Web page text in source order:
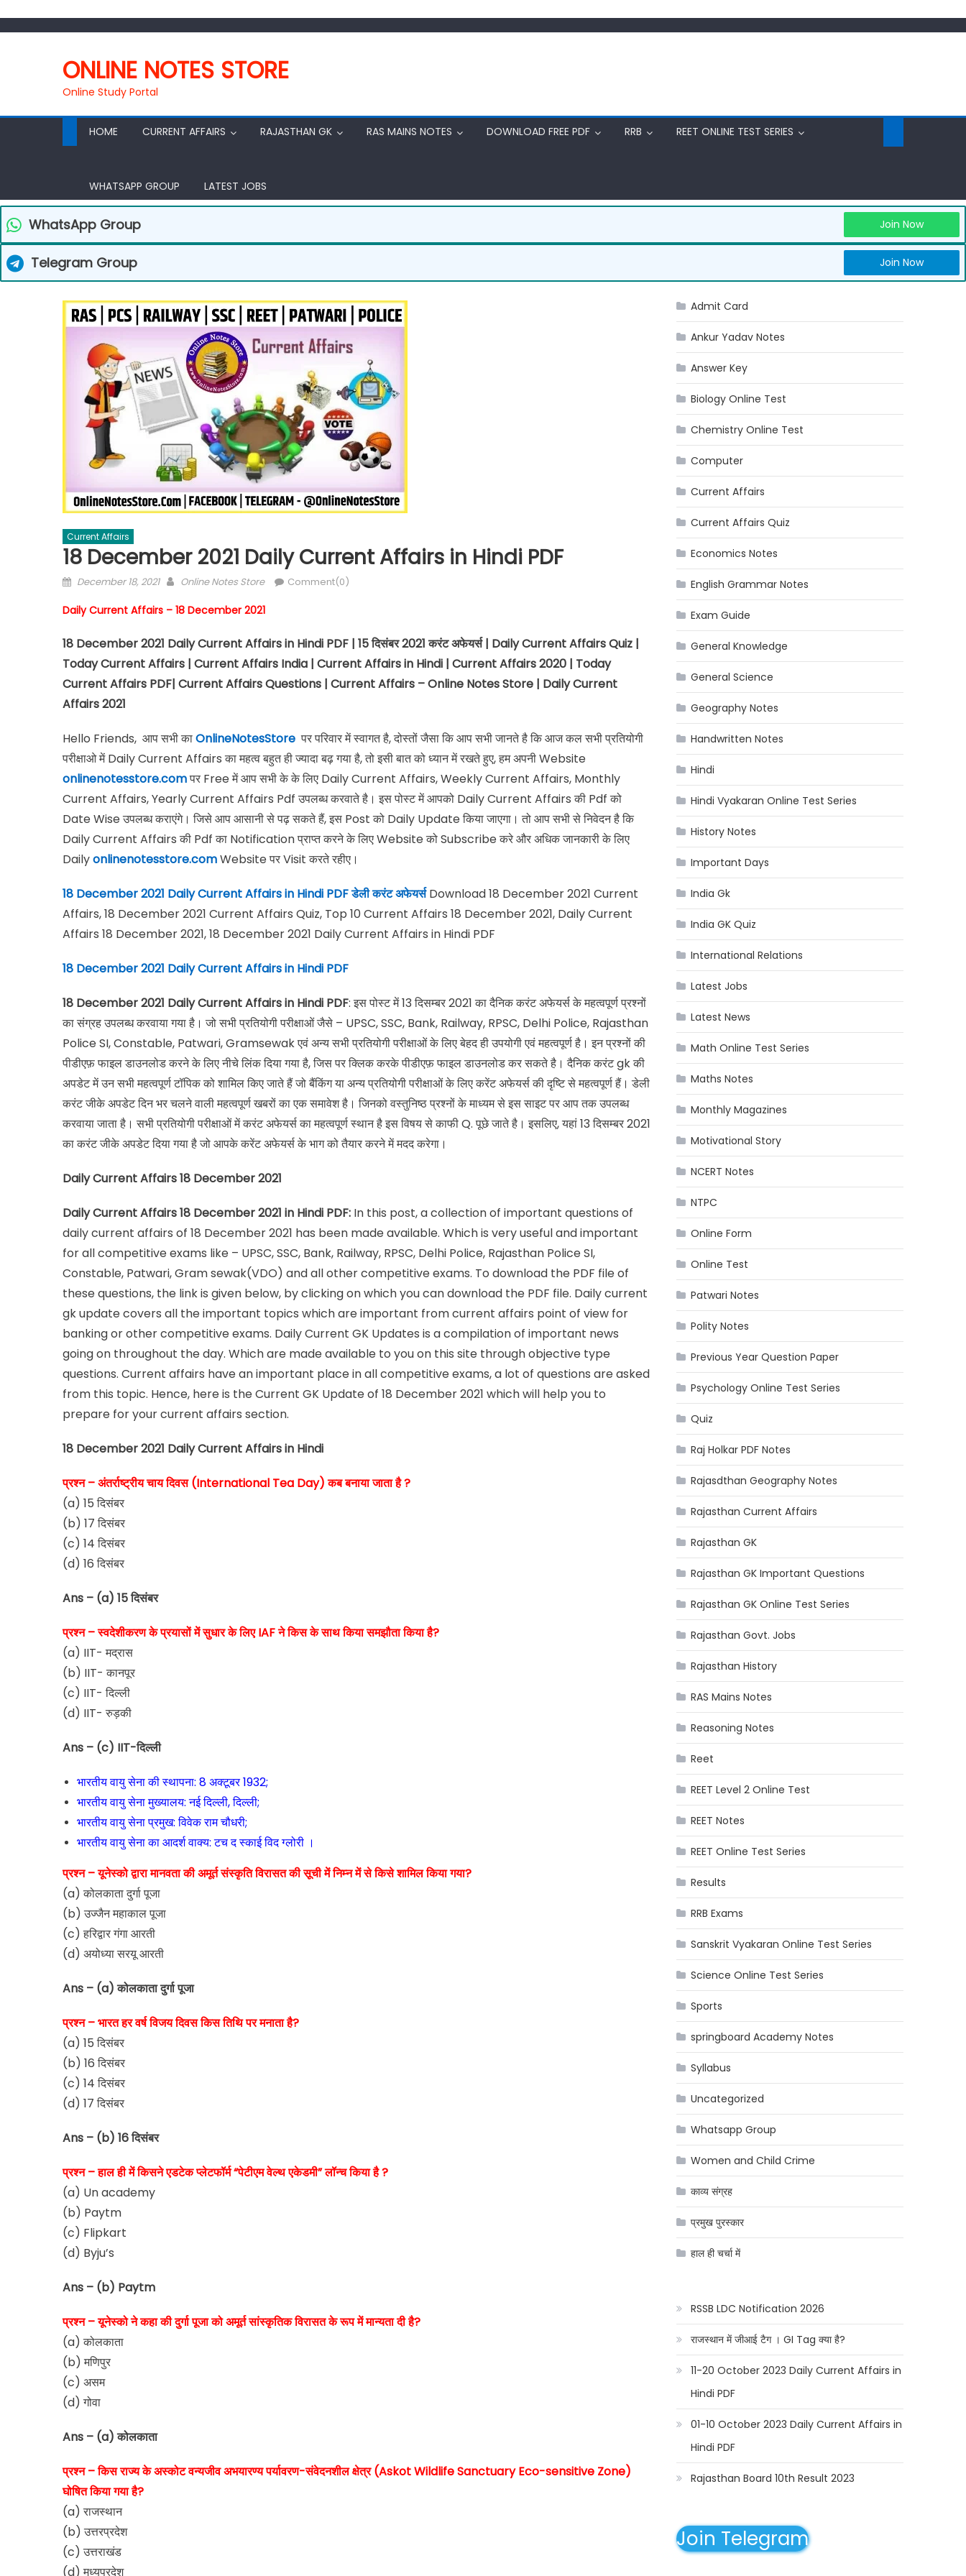
ONLINE NOTES STORE
Online Study Portal
HOME CURRENT AFFAIRS RAJASTHAN GK RAS MAINS NOTES DOWNLOAD FREE PDF RRB REET ONLINE TEST SERIES
WHATSAPP GROUP LATEST JOBS
WhatsApp Group Join Now
Telegram Group Join Now
Current Affairs
18 December 2021 Daily Current Affairs in Hindi PDF
December 18, 2021 Online Notes Store Comment(0)
Daily Current Affairs – 18 December 2021
18 December 2021 Daily Current Affairs in Hindi PDF | 15दिसंबर2021करंट अफेयर्स| Daily Current Affairs Quiz |
Today Current Affairs | Current Affairs India | Current Affairs in Hindi | Current Affairs 2020 | Today
Current Affairs PDF| Current Affairs Questions | Current Affairs – Online Notes Store | Daily Current
Affairs 2021
Hello Friends, आप सभी काOnlineNotesStore पर परिवार में स्वागत है, दोस्तों जैसा कि आप सभी जानते है कि आज कल सभी प्रतियोगी
परीक्षाओ में Daily Current Affairs का महत्व बहुत ही ज्यादा बढ़ गया है, तो इसी बात को ध्यान में रखते हुए, हम अपनी Website
onlinenotesstore.comपर Free में आप सभी के के लिए Daily Current Affairs, Weekly Current Affairs, Monthly
Current Affairs, Yearly Current Affairs Pdf उपलब्ध करवाते है। इस पोस्ट में आपको Daily Current Affairs की Pdf को
Date Wise उपलब्ध कराएंगे। जिसे आप आसानी से पढ़ सकते हैं, इस Post को Daily Update किया जाएगा। तो आप सभी से निवेदन है कि
Daily Current Affairs की Pdf का Notification प्राप्त करने के लिए Website को Subscribe करे और अधिक जानकारी के लिए
Dailyonlinenotesstore.comWebsite पर Visit करते रहीए।
18 December 2021 Daily Current Affairs in Hindi PDFडेली करंट अफेयर्सDownload 18 December 2021 Current
Affairs, 18 December 2021 Current Affairs Quiz, Top 10 Current Affairs 18 December 2021, Daily Current
Affairs 18 December 2021, 18 December 2021 Daily Current Affairs in Hindi PDF
18 December 2021 Daily Current Affairs in Hindi PDF
18 December 2021 Daily Current Affairs in Hindi PDF: इस पोस्ट में 13 दिसम्बर 2021 का दैनिक करंट अफेयर्स के महत्वपूर्ण प्रश्नों
का संग्रह उपलब्ध करवाया गया है। जो सभी प्रतियोगी परीक्षाओं जैसे – UPSC, SSC, Bank, Railway, RPSC, Delhi Police, Rajasthan
Police SI, Constable, Patwari, Gramsewak एवं अन्य सभी प्रतियोगी परीक्षाओं के लिए बेहद ही उपयोगी एवं महत्वपूर्ण है। इन प्रश्नों की
पीडीएफ़ फाइल डाउनलोड करने के लिए नीचे लिंक दिया गया है, जिस पर क्लिक करके पीडीएफ़ फाइल डाउनलोड कर सकते है। दैनिक करंट gk की
अपडेट में उन सभी महत्वपूर्ण टॉपिक को शामिल किए जाते हैं जो बैंकिंग या अन्य प्रतियोगी परीक्षाओं के लिए करेंट अफेयर्स की दृष्टि से महत्वपूर्ण हैं। डेली
करंट जीके अपडेट दिन भर चलने वाली महत्वपूर्ण खबरों का एक समावेश है। जिनको वस्तुनिष्ठ प्रश्नों के माध्यम से इस साइट पर आप तक उपलब्ध
करवाया जाता है। सभी प्रतियोगी परीक्षाओं में करंट अफेयर्स का महत्वपूर्ण स्थान है इस विषय से काफी Q. पूछे जाते है। इसलिए, यहां 13 दिसम्बर 2021
का करंट जीके अपडेट दिया गया है जो आपके करेंट अफेयर्स के भाग को तैयार करने में मदद करेगा।
Daily Current Affairs 18 December 2021
Daily Current Affairs 18 December 2021 in Hindi PDF: In this post, a collection of important questions of
daily current affairs of 18 December 2021 has been made available. Which is very useful and important
for all competitive exams like – UPSC, SSC, Bank, Railway, RPSC, Delhi Police, Rajasthan Police SI,
Constable, Patwari, Gram sewak(VDO) and all other competitive exams. To download the PDF file of
these questions, the link is given below, by clicking on which you can download the PDF file. Daily current
gk update covers all the important topics which are important from current affairs point of view for
banking or other competitive exams. Daily Current GK Updates is a compilation of important news
going on throughout the day. Which are made available to you on this site through objective type
questions. Current affairs have an important place in all competitive exams, a lot of questions are asked
from this topic. Hence, here is the Current GK Update of 18 December 2021 which will help you to
prepare for your current affairs section.
18 December 2021 Daily Current Affairs in Hindi
प्रश्न – अंतर्राष्ट्रीय चाय दिवस (International Tea Day) कब बनाया जाता है ?
(a) 15 दिसंबर
(b) 17 दिसंबर
(c) 14 दिसंबर
(d) 16 दिसंबर
Ans – (a) 15 दिसंबर
प्रश्न – स्वदेशीकरण के प्रयासों में सुधार के लिए IAF ने किस के साथ किया समझौता किया है?
(a) IIT- मद्रास
(b) IIT- कानपूर
(c) IIT- दिल्ली
(d) IIT- रुड़की
Ans – (c) IIT-दिल्ली
भारतीय वायु सेना की स्थापना: 8 अक्टूबर 1932;
भारतीय वायु सेना मुख्यालय: नई दिल्ली, दिल्ली;
भारतीय वायु सेना प्रमुख: विवेक राम चौधरी;
भारतीय वायु सेना का आदर्श वाक्य: टच द स्काई विद ग्लोरी ।
प्रश्न – यूनेस्को द्वारा मानवता की अमूर्त संस्कृति विरासत की सूची में निम्न में से किसे शामिल किया गया?
(a) कोलकाता दुर्गा पूजा
(b) उज्जैन महाकाल पूजा
(c) हरिद्वार गंगा आरती
(d) अयोध्या सरयू आरती
Ans – (a) कोलकाता दुर्गा पूजा
प्रश्न – भारत हर वर्ष विजय दिवस किस तिथि पर मनाता है?
(a) 15 दिसंबर
(b) 16 दिसंबर
(c) 14 दिसंबर
(d) 17 दिसंबर
Ans – (b) 16 दिसंबर
प्रश्न – हाल ही में किसने एडटेक प्लेटफॉर्म “पेटीएम वेल्थ एकेडमी” लॉन्च किया है ?
(a) Un academy
(b) Paytm
(c) Flipkart
(d) Byju’s
Ans – (b) Paytm
प्रश्न – यूनेस्को ने कहा की दुर्गा पूजा को अमूर्त सांस्कृतिक विरासत के रूप में मान्यता दी है?
(a) कोलकाता
(b) मणिपुर
(c) असम
(d) गोवा
Ans – (a) कोलकाता
प्रश्न – किस राज्य के अस्कोट वन्यजीव अभयारण्य पर्यावरण-संवेदनशील क्षेत्र (Askot Wildlife Sanctuary Eco-sensitive Zone)
घोषित किया गया है?
(a) राजस्थान
(b) उत्तरप्रदेश
(c) उत्तराखंड
(d) मध्यप्रदेश
Admit Card
Ankur Yadav Notes
Answer Key
Biology Online Test
Chemistry Online Test
Computer
Current Affairs
Current Affairs Quiz
Economics Notes
English Grammar Notes
Exam Guide
General Knowledge
General Science
Geography Notes
Handwritten Notes
Hindi
Hindi Vyakaran Online Test Series
History Notes
Important Days
India Gk
India GK Quiz
International Relations
Latest Jobs
Latest News
Math Online Test Series
Maths Notes
Monthly Magazines
Motivational Story
NCERT Notes
NTPC
Online Form
Online Test
Patwari Notes
Polity Notes
Previous Year Question Paper
Psychology Online Test Series
Quiz
Raj Holkar PDF Notes
Rajasdthan Geography Notes
Rajasthan Current Affairs
Rajasthan GK
Rajasthan GK Important Questions
Rajasthan GK Online Test Series
Rajasthan Govt. Jobs
Rajasthan History
RAS Mains Notes
Reasoning Notes
Reet
REET Level 2 Online Test
REET Notes
REET Online Test Series
Results
RRB Exams
Sanskrit Vyakaran Online Test Series
Science Online Test Series
Sports
springboard Academy Notes
Syllabus
Uncategorized
Whatsapp Group
Women and Child Crime
काव्य संग्रह
प्रमुख पुरस्कार
हाल ही चर्चा में
RSSB LDC Notification 2026
राजस्थान में जीआई टैग । GI Tag क्या है?
11-20 October 2023 Daily Current Affairs in
Hindi PDF
01-10 October 2023 Daily Current Affairs in
Hindi PDF
Rajasthan Board 10th Result 2023
Join Telegram